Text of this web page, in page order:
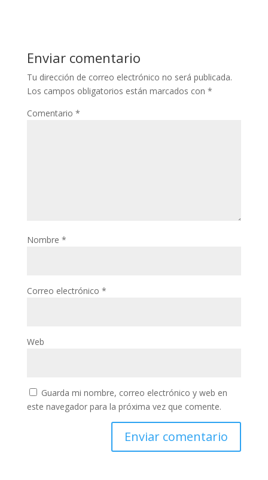
Enviar comentario
Tu dirección de correo electrónico no será publicada.
Los campos obligatorios están marcados con *
Comentario *
Nombre *
Correo electrónico *
Web
Guarda mi nombre, correo electrónico y web en
este navegador para la próxima vez que comente.